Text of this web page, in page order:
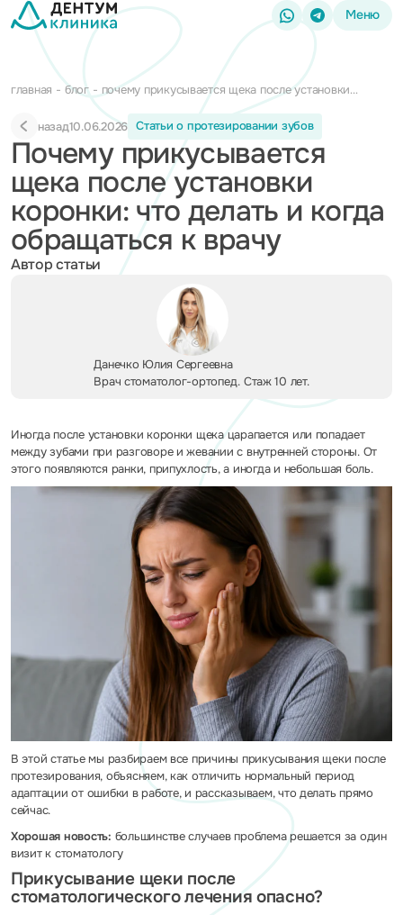
Меню
главная блог
почему прикусывается щека после установки
коронки: что делать и когда обращаться к врачу
назад
Статьи о протезировании зубов
10.06.2026
Почему прикусывается
щека после установки
коронки: что делать и когда
обращаться к врачу
Автор статьи
Данечко Юлия Сергеевна
Врач стоматолог-ортопед. Стаж 10 лет.
Иногда после установки коронки щека царапается или попадает
между зубами при разговоре и жевании с внутренней стороны. От
этого появляются ранки, припухлость, а иногда и небольшая боль.
В этой статье мы разбираем все причины прикусывания щеки после
протезирования, объясняем, как отличить нормальный период
адаптации от ошибки в работе, и рассказываем, что делать прямо
сейчас.
Хорошая новость: большинстве случаев проблема решается за один
визит к стоматологу
Прикусывание щеки после
стоматологического лечения опасно?